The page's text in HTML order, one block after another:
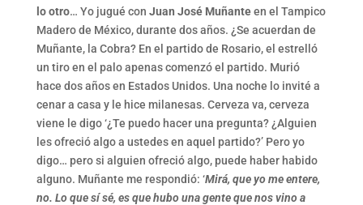
lo otro… Yo jugué con Juan José Muñanteen el Tampico
Madero de México, durante dos años. ¿Se acuerdan de
Muñante, la Cobra? En el partido de Rosario, el estrelló
un tiro en el palo apenas comenzó el partido. Murió
hace dos años en Estados Unidos. Una noche lo invité a
cenar a casa y le hice milanesas. Cerveza va, cerveza
viene le digo ‘¿Te puedo hacer una pregunta? ¿Alguien
les ofreció algo a ustedes en aquel partido?’ Pero yo
digo… pero si alguien ofreció algo, puede haber habido
alguno. Muñante me respondió: ‘Mirá, que yo me entere,
no. Lo que sí sé, es que hubo una gente que nos vino a